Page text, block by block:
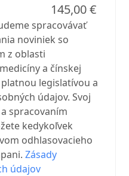
145,00 €
spracovávať
noviniek so
z oblasti
a čínskej
legislatívou a
údajov. Svoj
spracovaním
kedykoľvek
odhlasovacieho
Zásady
údajov